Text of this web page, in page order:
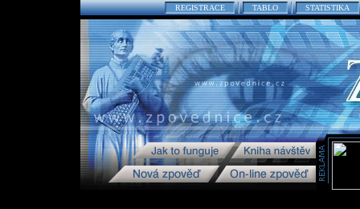
REGISTRACE TABLO STATISTIKA